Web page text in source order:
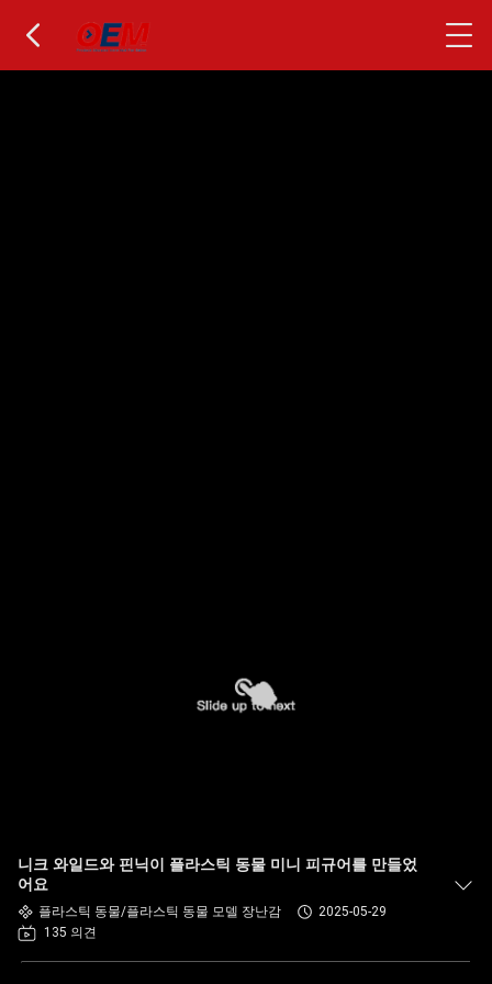
니크 와일드와 핀닉이 플라스틱 동물 미니 피규어를 만들었
어요
플라스틱 동물/플라스틱 동물 모델 장난감
2025-05-29
135 의견